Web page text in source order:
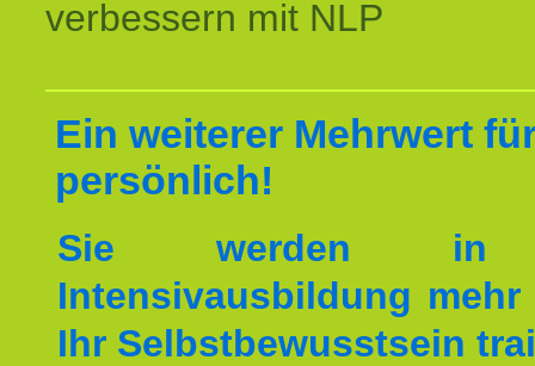
verbessern mit NLP
Ein weiterer Mehrwert
persönlich!
Sie werden in
Intensivausbildung
Ihr Selbstbewusstsein